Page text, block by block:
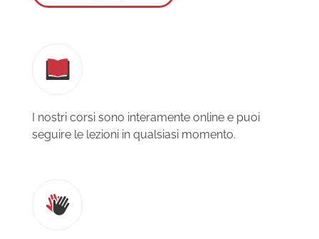
I nostri corsi sono interamente online e puoi
seguire le lezioni in qualsiasi momento.